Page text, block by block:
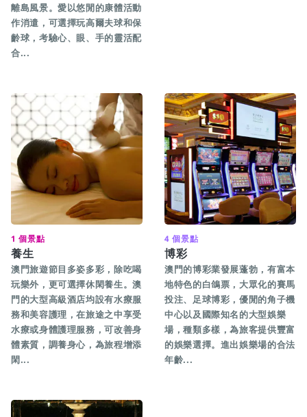
離島風景。愛以悠閒的康體活動
作消遣，可選擇玩高爾夫球和保
齡球，考驗心、眼、手的靈活配
合...
1 個景點
養生
澳門旅遊節目多姿多彩，除吃喝
玩樂外，更可選擇休閑養生。澳
門的大型高級酒店均設有水療服
務和美容護理，在旅途之中享受
水療或身體護理服務，可改善身
體素質，調養身心，為旅程增添
閑...
4 個景點
博彩
澳門的博彩業發展蓬勃，有富本
地特色的白鴿票，大眾化的賽馬
投注、足球博彩，優閒的角子機
中心以及國際知名的大型娛樂
場，種類多樣，為旅客提供豐富
的娛樂選擇。進出娛樂場的合法
年齡...